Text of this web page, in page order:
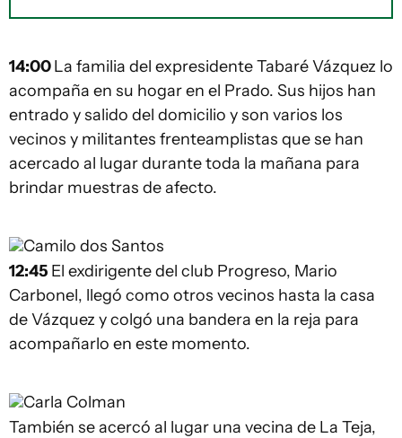
14:00La familia del expresidente Tabaré Vázquez lo
acompaña en su hogar en el Prado. Sus hijos han
entrado y salido del domicilio y son varios los
vecinos y militantes frenteamplistas que se han
acercado al lugar durante toda la mañana para
brindar muestras de afecto.
Camilo dos Santos
12:45 El exdirigente del club Progreso, Mario
Carbonel, llegó como otros vecinos hasta la casa
de Vázquez y colgó una bandera en la reja para
acompañarlo en este momento.
Carla Colman
También se acercó al lugar una vecina de La Teja,